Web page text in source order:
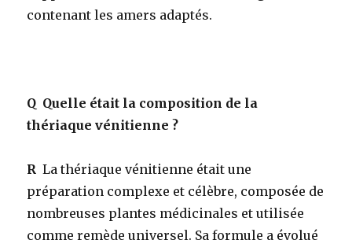
contenant les amers adaptés.
Q Quelle était la composition de la
thériaque vénitienne ?
RLa thériaque vénitienne était une
préparation complexe et célèbre, composée de
nombreuses plantes médicinales et utilisée
comme remède universel. Sa formule a évolué